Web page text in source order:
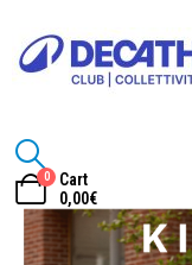
0
Cart
0,00€